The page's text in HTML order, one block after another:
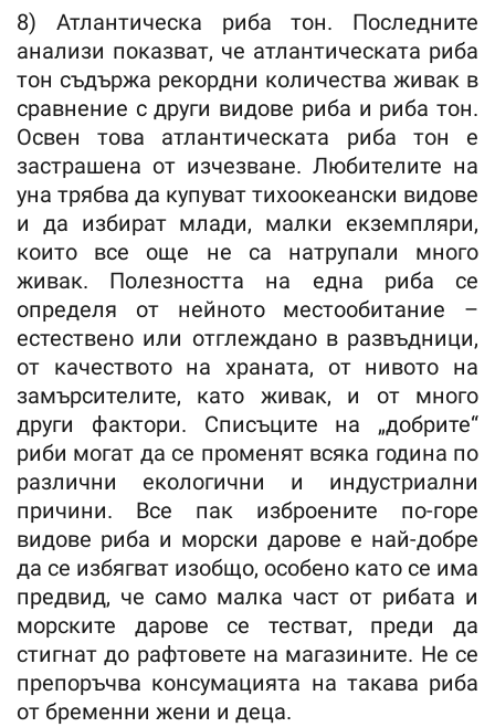
8) Атлантическа риба тон. Последните
анализи показват, че атлантическата риба
тон съдържа рекордни количества живак в
сравнение с други видове риба и риба тон.
Освен това атлантическата риба тон е
застрашена от изчезване. Любителите на
уна трябва да купуват тихоокеански видове
и да избират млади, малки екземпляри,
които все още не са натрупали много
живак. Полезността на една риба се
определя от нейното местообитание –
естествено или отглеждано в развъдници,
от качеството на храната, от нивото на
замърсителите, като живак, и от много
други фактори. Списъците на „добрите“
риби могат да се променят всяка година по
различни екологични и индустриални
причини. Все пак изброените по-горе
видове риба и морски дарове е най-добре
да се избягват изобщо, особено като се има
предвид, че само малка част от рибата и
морските дарове се тестват, преди да
стигнат до рафтовете на магазините. Не се
препоръчва консумацията на такава риба
от бременни жени и деца.